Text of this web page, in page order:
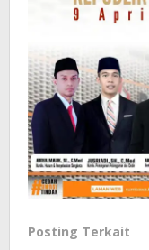
Posting Terkait